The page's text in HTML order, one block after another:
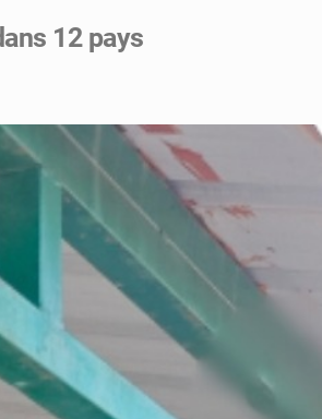
FCFA
embrase
12 pays